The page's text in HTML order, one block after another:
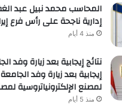
المحاسب محمد نبيل عبد
إدارية ناجحة على رأس فرع
منذ 4 أيام
نتائج إيجابية بعد زيارة وفد
إيجابية بعد زيارة وفد
لمصنع الإلكترونياتروسية
منذ 5 أيام